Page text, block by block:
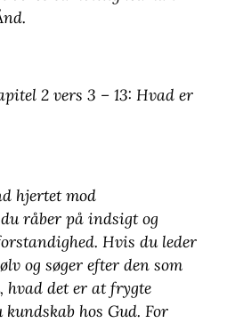
2 vers 3 – 13: Hvad er
hjertet mod
råber på indsigt og
Hvis du leder
og søger efter den som
hvad det er at frygte
hos Gud. For